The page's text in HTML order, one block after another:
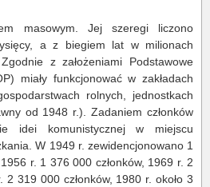
masowym. Jej szeregi liczono
a z biegiem lat w milionach
z założeniami Podstawowe
miały funkcjonować w zakładach
rolnych, jednostkach
od 1948 r.). Zadaniem członków
idei komunistycznej w miejscu
W 1949 r. zewidencjonowano 1
r. 1 376 000 członków, 1969 r. 2
2 319 000 członków, 1980 r. około 3